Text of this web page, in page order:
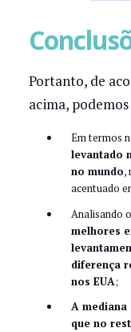
Portanto, de
acima,
Em termos
levantado
no mundo,
acentuado
Analisando
melhores
diferença
nos EUA;
A
que no